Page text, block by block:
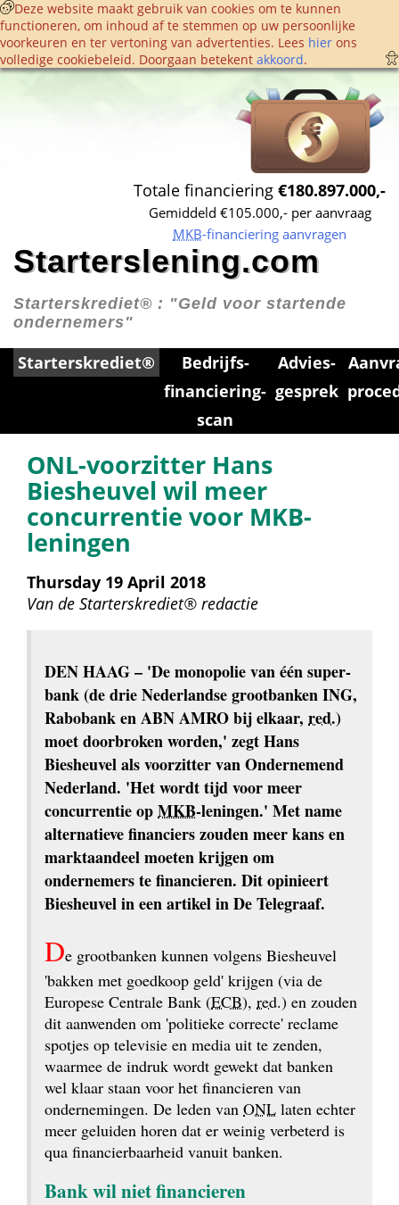
Deze website maakt gebruik van cookies om te kunnen
functioneren, om inhoud af te stemmen op uw persoonlijke
voorkeuren en ter vertoning van advertenties. Lees hier ons
volledige cookie­beleid. Doorgaan betekent akkoord.
Totale financiering €180.897.000,-
Gemiddeld €105.000,- per aanvraag
MKB-financiering aanvragen
Starterslening.com
Starterskrediet® : "Geld voor startende
ondernemers"
Starterskrediet®
Bedrijfs­
financiering­
scan
Advies­
gesprek
ONL-voorzitter Hans
Biesheuvel wil meer
concurrentie voor MKB-
leningen
Thursday 19 April 2018
Van de Starterskrediet® redactie
DEN HAAG – 'De monopolie van één super­
bank (de drie Nederlandse grootbanken ING,
Rabobank en ABN AMRO bij elkaar, red.)
moet doorbroken worden,' zegt Hans
Biesheuvel als voorzitter van Ondernemend
Nederland. 'Het wordt tijd voor meer
concurrentie op MKB-leningen.' Met name
alternatieve financiers zouden meer kans en
marktaandeel moeten krijgen om
ondernemers te financieren. Dit opinieert
Biesheuvel in een artikel in De Telegraaf.
De grootbanken kunnen volgens Biesheuvel
'bakken met goedkoop geld' krijgen (via de
Europese Centrale Bank (ECB), red.) en zouden
dit aanwenden om 'politieke correcte' reclame
spotjes op televisie en media uit te zenden,
waarmee de indruk wordt gewekt dat banken
wel klaar staan voor het financieren van
ondernemingen. De leden van ONL laten echter
meer geluiden horen dat er weinig verbeterd is
qua financier­baarheid vanuit banken.
Bank wil niet financieren